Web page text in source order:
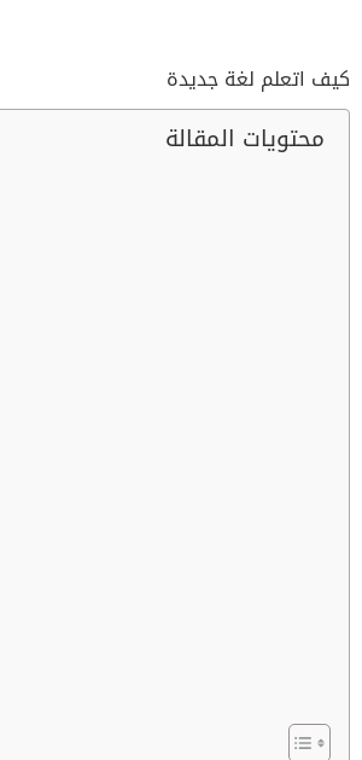
كيف اتعلم لغة جديدة
محتويات المقالة